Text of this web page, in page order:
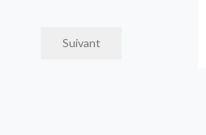
Suivant